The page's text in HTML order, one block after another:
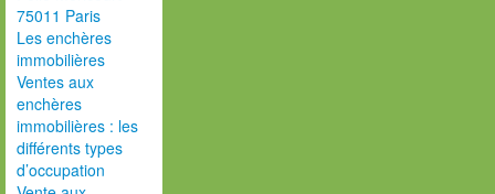
75011 Paris
Les enchères
immobilières
Ventes aux
enchères
immobilières : les
différents types
d’occupation